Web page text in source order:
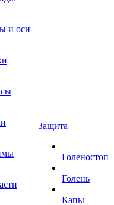
и оси
Защита
Голеностоп
Голень
Капы